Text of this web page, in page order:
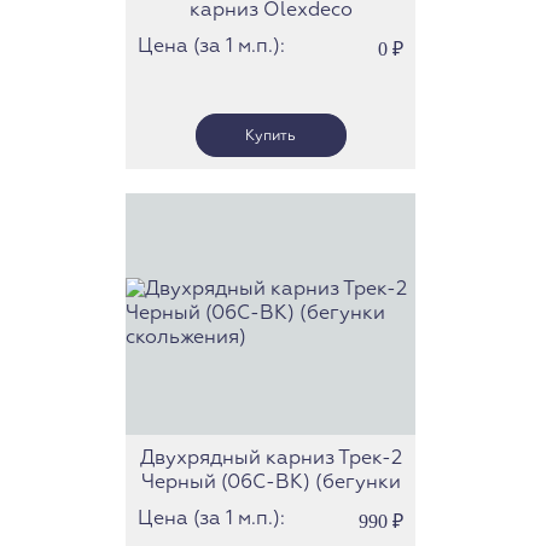
карниз Olexdeco
(Олексдеко) бегунки
скольжения (Трек 21)
Цена (за 1 м.п.): 0 ₽
Двухрядный карниз Трек-2
Черный (06С-BK) (бегунки
скольжения)
Цена (за 1 м.п.): 990 ₽